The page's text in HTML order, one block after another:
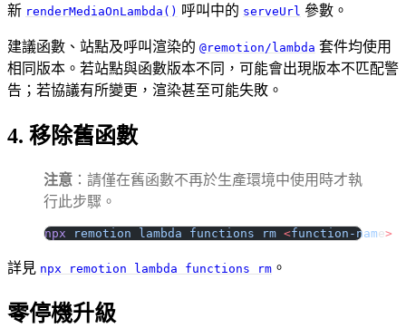
新 renderMediaOnLambda() 呼叫中的 serveUrl 參數。
建議函數、站點及呼叫渲染的 @remotion/lambda 套件均使用
相同版本。若站點與函數版本不同，可能會出現版本不匹配警
告；若協議有所變更，渲染甚至可能失敗。
4. 移除舊函數
注意 ：請僅在舊函數不再於生產環境中使用時才執
行此步驟。
npx remotion lambda functions rm <function-name>
詳見 npx remotion lambda functions rm 。
零停機升級